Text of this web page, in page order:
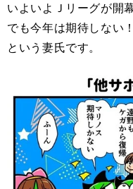
いよいよＪリーグが開
でも今年は期待しない！
という妻氏です。